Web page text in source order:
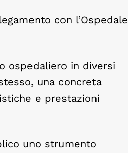
con l’Ospedale
ospedaliero in diversi
una concreta
e prestazioni
uno strumento